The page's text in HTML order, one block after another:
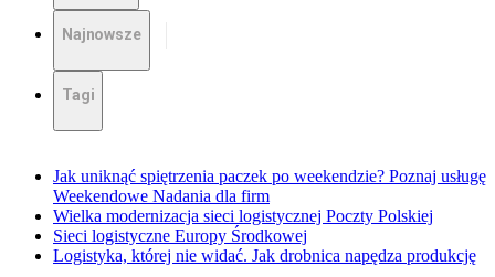
Najnowsze
Tagi
Jak uniknąć spiętrzenia paczek po weekendzie? Poznaj usługę
Weekendowe Nadania dla firm
Wielka modernizacja sieci logistycznej Poczty Polskiej
Sieci logistyczne Europy Środkowej
Logistyka, której nie widać. Jak drobnica napędza produkcję